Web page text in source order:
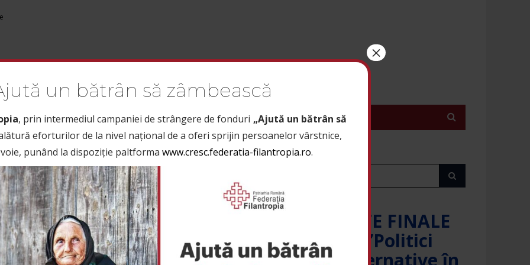
PUBLICE CURSURI ȘTIRI CONTACT CRESC INIȚIATIVA BILATERALĂ ATTN
REZULTATE FINALE
Proiect ”Politici
publice alternative în
un bătrân să zâmbească
, prin intermediul campaniei de strângere de fonduri „Ajută un bătrân să
eforturilor de la nivel național de a oferi sprijin persoanelor vârstnice,
punând la dispoziție paltformawww.cresc.federatia-filantropia.ro.
×